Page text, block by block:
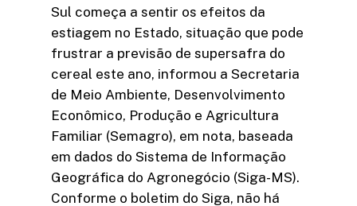
Sul começa a sentir os efeitos da
estiagem no Estado, situação que pode
frustrar a previsão de supersafra do
cereal este ano, informou a Secretaria
de Meio Ambiente, Desenvolvimento
Econômico, Produção e Agricultura
Familiar (Semagro), em nota, baseada
em dados do Sistema de Informação
Geográfica do Agronegócio (Siga-MS).
Conforme o boletim do Siga, não há